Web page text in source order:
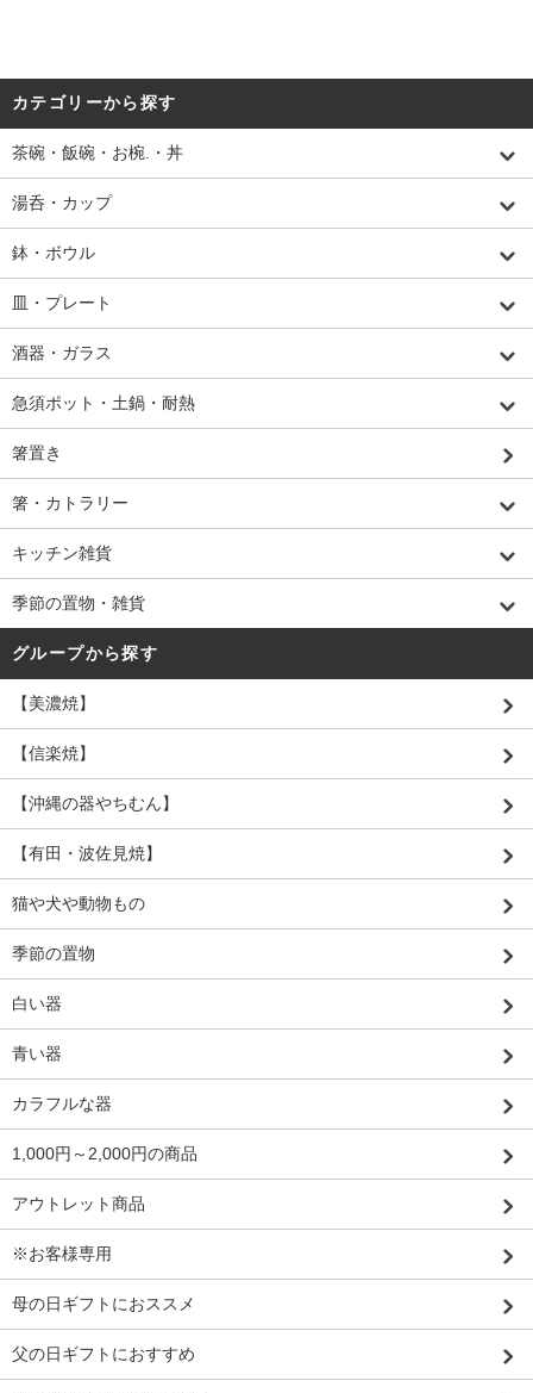
カテゴリーから探す
茶碗・飯碗・お椀.・丼
湯呑・カップ
鉢・ボウル
皿・プレート
酒器・ガラス
急須ポット・土鍋・耐熱
箸置き
箸・カトラリー
キッチン雑貨
季節の置物・雑貨
グループから探す
【美濃焼】
【信楽焼】
【沖縄の器やちむん】
【有田・波佐見焼】
猫や犬や動物もの
季節の置物
白い器
青い器
カラフルな器
1,000円～2,000円の商品
アウトレット商品
※お客様専用
母の日ギフトにおススメ
父の日ギフトにおすすめ